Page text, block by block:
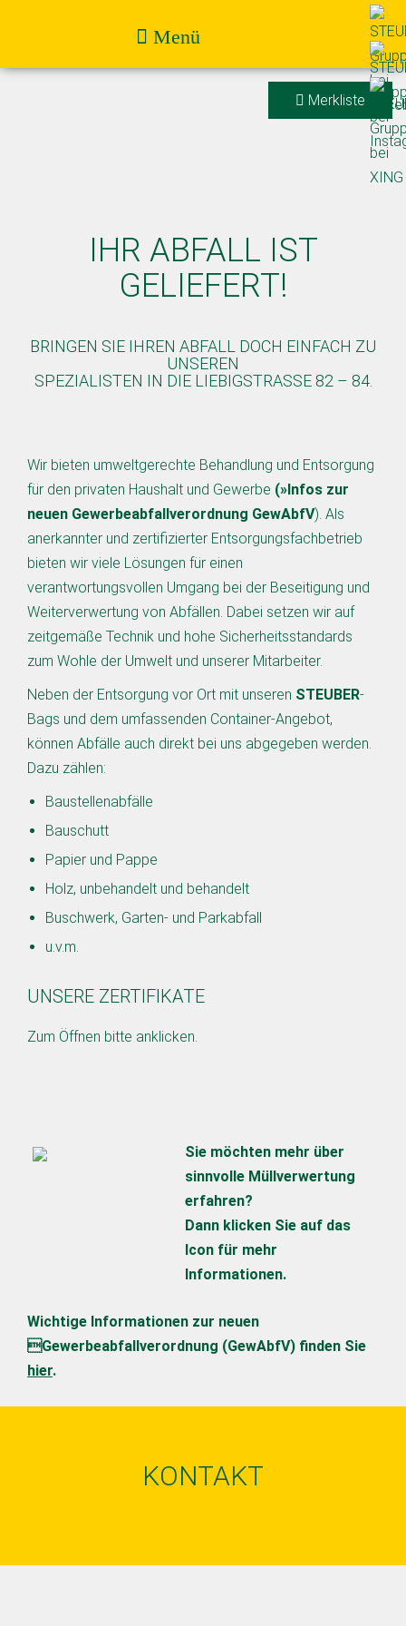
Menü
Merkliste
IHR ABFALL IST
GELIEFERT!
BRINGEN SIE IHREN ABFALL DOCH EINFACH ZU
UNSEREN
SPEZIALISTEN IN DIE LIEBIGSTRASSE 82 – 84.
Wir bieten umweltgerechte Behandlung und Entsorgung
für den privaten Haushalt und Gewerbe (»Infos zur
neuen Gewerbeabfallverordnung GewAbfV). Als
anerkannter und zertifizierter Entsorgungsfachbetrieb
bieten wir viele Lösungen für einen
verantwortungsvollen Umgang bei der Beseitigung und
Weiterverwertung von Abfällen. Dabei setzen wir auf
zeitgemäße Technik und hohe Sicherheitsstandards
zum Wohle der Umwelt und unserer Mitarbeiter.
Neben der Entsorgung vor Ort mit unseren STEUBER-
Bags und dem umfassenden Container-Angebot,
können Abfälle auch direkt bei uns abgegeben werden.
Dazu zählen:
Baustellenabfälle
Bauschutt
Papier und Pappe
Holz, unbehandelt und behandelt
Buschwerk, Garten- und Parkabfall
u.v.m.
UNSERE ZERTIFIKATE
Zum Öffnen bitte anklicken.
Sie möchten mehr über
sinnvolle Müllverwertung
erfahren?
Dann klicken Sie auf das
Icon für mehr
Informationen.
Wichtige Informationen zur neuen
Gewerbeabfallverordnung (GewAbfV) finden Sie
hier.
KONTAKT